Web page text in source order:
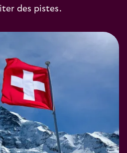
des pistes.